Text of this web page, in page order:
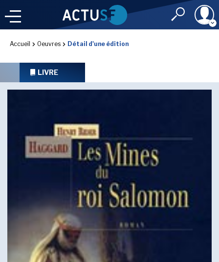
Mot de passe
CONNEXION
J'ai oublié mon
LES UTOPIALES 2025
IMAGINALES 2026
Accueil Oeuvres Détail d'une édition
LIVRE